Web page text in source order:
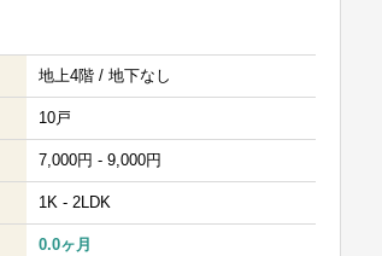
地上4階 / 地下なし
10戸
7,000円 - 9,000円
1K - 2LDK
0.0ヶ月